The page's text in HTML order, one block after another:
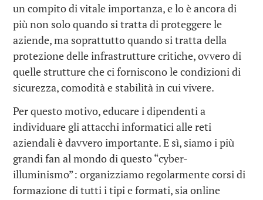
un compito di vitale importanza, e lo è ancora di
più non solo quando si tratta di proteggere le
aziende, ma soprattutto quando si tratta della
protezione delle infrastrutture critiche, ovvero di
quelle strutture che ci forniscono le condizioni di
sicurezza, comodità e stabilità in cui vivere.
Per questo motivo, educare i dipendenti a
individuare gli attacchi informatici alle reti
aziendali è davvero importante. E sì, siamo i più
grandi fan al mondo di questo “cyber-
illuminismo”: organizziamo regolarmente corsi di
formazione di tutti i tipi e formati, sia online